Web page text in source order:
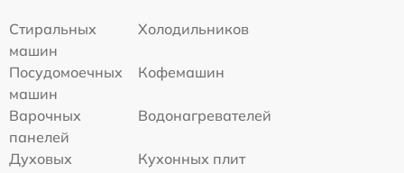
Стиральных
машин
Холодильников
Посудомоечных
машин
Кофемашин
Варочных
панелей
Водонагревателей
Духовых
Кухонных плит